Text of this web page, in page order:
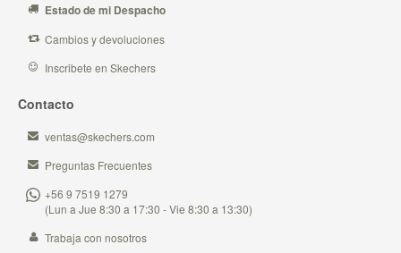
Estado de mi Despacho
Cambios y devoluciones
Inscribete en Skechers
Contacto
ventas@skechers.com
Preguntas Frecuentes
+56 9 7519 1279
(Lun a Jue 8:30 a 17:30 - Vie 8:30 a 13:30)
Trabaja con nosotros